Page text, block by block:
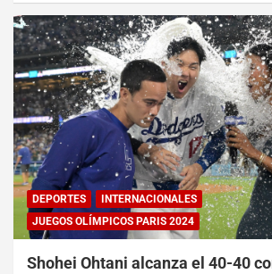
DEPORTES
INTERNACIONALES
JUEGOS OLÍMPICOS PARIS 2024
Shohei Ohtani alcanza el 40-40